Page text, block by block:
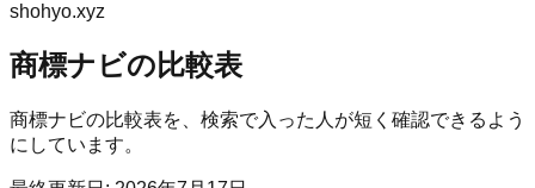
shohyo.xyz
商標ナビの 比較表
商標ナビの比較表を、検索で入った人が短く確認できるよう
にしています。